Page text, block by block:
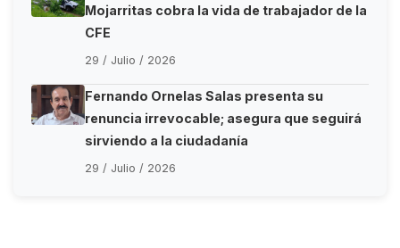
Mojarritas cobra la vida de trabajador de la
CFE
29 / Julio / 2026
Fernando Ornelas Salas presenta su
renuncia irrevocable; asegura que seguirá
sirviendo a la ciudadanía
29 / Julio / 2026